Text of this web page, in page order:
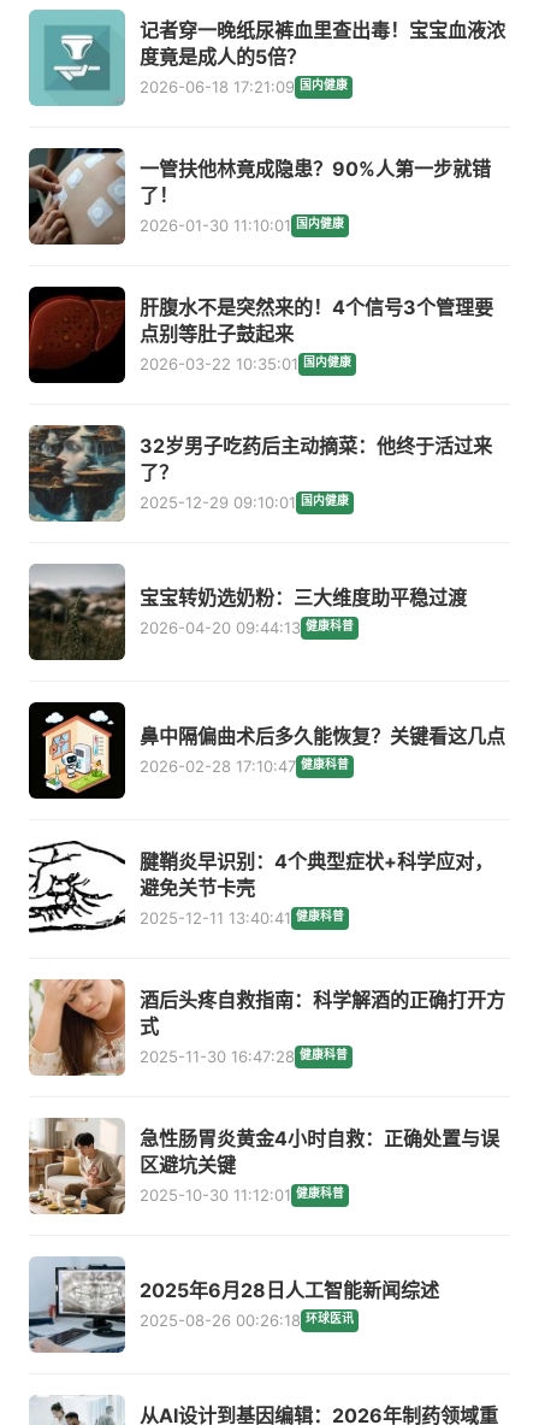
记者穿一晚纸尿裤血里查出毒！宝宝血液浓
度竟是成人的5倍？
2026-06-18 17:21:09 国内健康
一管扶他林竟成隐患？90%人第一步就错
了！
2026-01-30 11:10:01 国内健康
肝腹水不是突然来的！4个信号3个管理要
点别等肚子鼓起来
2026-03-22 10:35:01 国内健康
32岁男子吃药后主动摘菜：他终于活过来
了？
2025-12-29 09:10:01 国内健康
宝宝转奶选奶粉：三大维度助平稳过渡
2026-04-20 09:44:13 健康科普
鼻中隔偏曲术后多久能恢复？关键看这几点
2026-02-28 17:10:47 健康科普
腱鞘炎早识别：4个典型症状+科学应对，
避免关节卡壳
2025-12-11 13:40:41 健康科普
酒后头疼自救指南：科学解酒的正确打开方
式
2025-11-30 16:47:28 健康科普
急性肠胃炎黄金4小时自救：正确处置与误
区避坑关键
2025-10-30 11:12:01 健康科普
2025年6月28日人工智能新闻综述
2025-08-26 00:26:18 环球医讯
从AI设计到基因编辑：2026年制药领域重